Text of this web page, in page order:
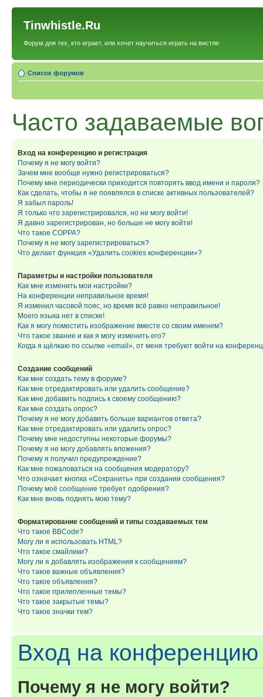
Tinwhistle.Ru
Форум для тех, кто играет, или хочет научиться играть на вистле
Список форумов
Часто задаваемые
Вход на конференцию и регистрация
Почему я не могу войти?
Зачем мне вообще нужно регистрироваться?
Почему мне периодически приходится повторять ввод имени и пароля?
Как сделать, чтобы я не появлялся в списке активных пользователей?
Я забыл пароль!
Я только что зарегистрировался, но не могу войти!
Я давно зарегистрирован, но больше не могу войти!
Что такое COPPA?
Почему я не могу зарегистрироваться?
Что делает функция «Удалить cookies конференции»?
Параметры и настройки пользователя
Как мне изменить мои настройки?
На конференции неправильное время!
Я изменил часовой пояс, но время всё равно неправильное!
Моего языка нет в списке!
Как я могу поместить изображение вместе со своим именем?
Что такое звание и как я могу изменить его?
Когда я щёлкаю по ссылке «email», от меня требуют войти на
Создание сообщений
Как мне создать тему в форуме?
Как мне отредактировать или удалить сообщение?
Как мне добавить подпись к своему сообщению?
Как мне создать опрос?
Почему я не могу добавить больше вариантов ответа?
Как мне отредактировать или удалить опрос?
Почему мне недоступны некоторые форумы?
Почему я не могу добавлять вложения?
Почему я получил предупреждение?
Как мне пожаловаться на сообщения модератору?
Что означает кнопка «Сохранить» при создании сообщения?
Почему моё сообщение требует одобрения?
Как мне вновь поднять мою тему?
Форматирование сообщений и типы создаваемых тем
Что такое BBCode?
Могу ли я использовать HTML?
Что такое смайлики?
Могу ли я добавлять изображения к сообщениям?
Что такое важные объявления?
Что такое объявления?
Что такое прилепленные темы?
Что такое закрытые темы?
Что такое значки тем?
Вход на конференцию
Почему я не могу войти?